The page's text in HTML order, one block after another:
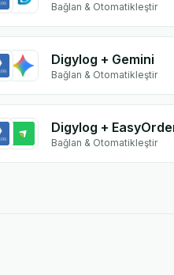
Bağlan & Otomatikleştir
Digylog + Gemini
Bağlan & Otomatikleştir
Digylog +
Bağlan & Otomatikleştir